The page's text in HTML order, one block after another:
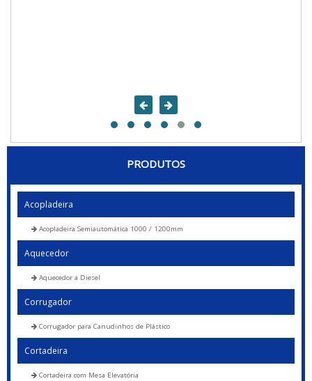
PRODUTOS
Acopladeira
Acopladeira Semiautomática 1000 / 1200mm
Aquecedor
Aquecedor a Diesel
Corrugador
Corrugador para Canudinhos de Plástico
Cortadeira
Cortadeira com Mesa Elevatória